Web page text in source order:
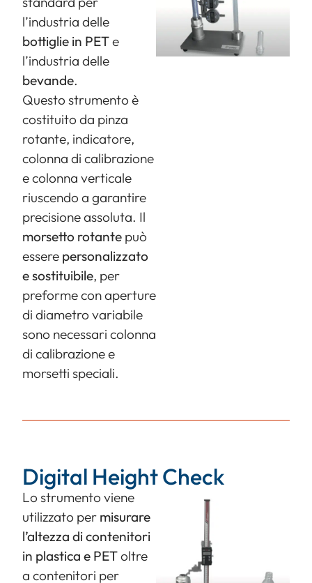
l’industria delle
bottiglie in PETe
l’industria delle
bevande.
Questo strumento è
costituito da pinza
rotante, indicatore,
colonna di calibrazione
e colonna verticale
riuscendo a garantire
precisione assoluta. Il
morsetto rotante può
essere personalizzato
e sostituibile, per
preforme con aperture
di diametro variabile
sono necessari colonna
di calibrazione e
morsetti speciali.
Digital Height Check
Lo strumento viene
utilizzato per misurare
l’altezza di contenitori
in plastica e PEToltre
a contenitori per